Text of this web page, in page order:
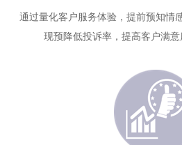
通过量化客户服务体验，提前预知情
现预降低投诉率，提高客户满